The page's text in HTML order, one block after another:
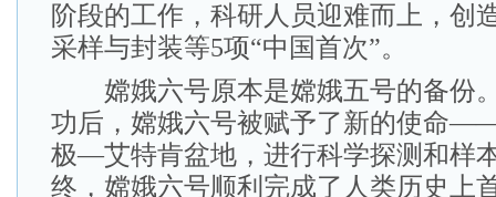
阶段的工作，科研人员迎难而上，创
采样与封装等5项“中国首次”。
嫦娥六号原本是嫦娥五号的备份
功后，嫦娥六号被赋予了新的使命
极—艾特肯盆地，进行科学探测和样
终，嫦娥六号顺利完成了人类历史上